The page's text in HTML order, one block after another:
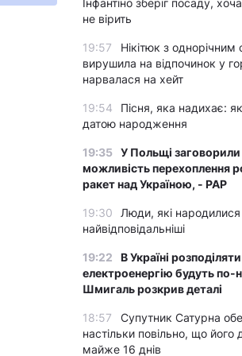
Інфантіно зберіг посаду,
не вірить
19:57
Нікітюк з однорічним
вирушила на відпочинок у
нарвалася на хейт
19:54
Пісня, яка надихає:
датою народження
19:35 У Польщі заговорили
можливість перехоплення
ракет над Україною, - PAP
19:30
Люди, які народилися
найвідповідальніші
19:22
В Україні розподіляти
електроенергію будуть по-
Шмигаль розкрив деталі
18:57
Супутник Сатурна
настільки повільно, що його
майже 16 днів